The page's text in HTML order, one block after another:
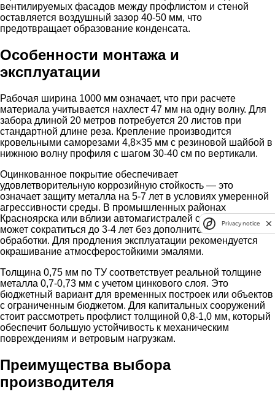
вентилируемых фасадов между профлистом и стеной
оставляется воздушный зазор 40-50 мм, что
предотвращает образование конденсата.
Особенности монтажа и
эксплуатации
Рабочая ширина 1000 мм означает, что при расчете
материала учитывается нахлест 47 мм на одну волну. Для
забора длиной 20 метров потребуется 20 листов при
стандартной длине реза. Крепление производится
кровельными саморезами 4,8×35 мм с резиновой шайбой в
нижнюю волну профиля с шагом 30-40 см по вертикали.
Оцинкованное покрытие обеспечивает
удовлетворительную коррозийную стойкость — это
означает защиту металла на 5-7 лет в условиях умеренной
агрессивности среды. В промышленных районах
Красноярска или вблизи автомагистралей срок службы
может сократиться до 3-4 лет без дополнительной
обработки. Для продления эксплуатации рекомендуется
окрашивание атмосферостойкими эмалями.
Толщина 0,75 мм по ТУ соответствует реальной толщине
металла 0,7-0,73 мм с учетом цинкового слоя. Это
бюджетный вариант для временных построек или объектов
с ограниченным бюджетом. Для капитальных сооружений
стоит рассмотреть профлист толщиной 0,8-1,0 мм, который
обеспечит большую устойчивость к механическим
повреждениям и ветровым нагрузкам.
Преимущества выбора
производителя
Privacy notice